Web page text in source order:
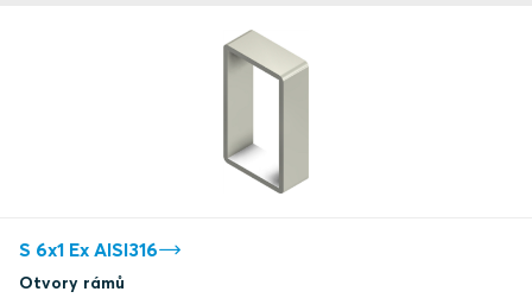
S 6x1 Ex AISI316
Otvory rámů